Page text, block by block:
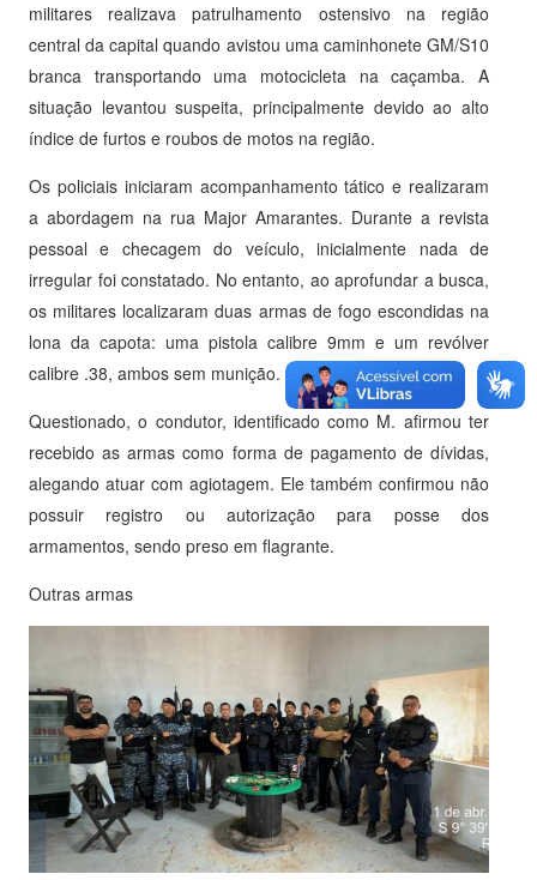
militares realizava patrulhamento ostensivo na região
central da capital quando avistou uma caminhonete GM/S10
branca transportando uma motocicleta na caçamba. A
situação levantou suspeita, principalmente devido ao alto
índice de furtos e roubos de motos na região.
Os policiais iniciaram acompanhamento tático e realizaram
a abordagem na rua Major Amarantes. Durante a revista
pessoal e checagem do veículo, inicialmente nada de
irregular foi constatado. No entanto, ao aprofundar a busca,
os militares localizaram duas armas de fogo escondidas na
lona da capota: uma pistola calibre 9mm e um revólver
calibre .38, ambos sem munição.
Questionado, o condutor, identificado como M. afirmou ter
recebido as armas como forma de pagamento de dívidas,
alegando atuar com agiotagem. Ele também confirmou não
possuir registro ou autorização para posse dos
armamentos, sendo preso em flagrante.
Outras armas